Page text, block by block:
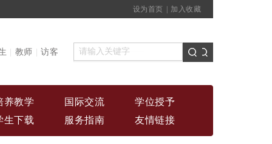
设为首页 加入收藏
教师 访客
养教学 国际交流
学位授予
生下载
服务指南 友情链接